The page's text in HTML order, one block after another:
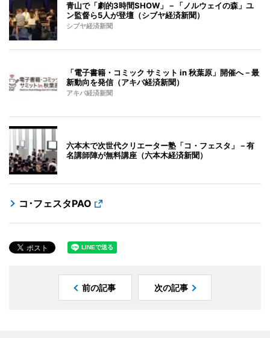
青山で「劇的3時間SHOW」－「ノルウェイの森」ユ
ン監督ら5人が登壇（シブヤ経済新聞）
シブヤ経済新聞
「電子書籍・コミック サミット in 秋葉原」開催へ－最
新動向を発信（アキバ経済新聞）
アキバ経済新聞
六本木で次世代クリエーター塾「コ・フェスタ」－有
名講師陣が無料講座（六本木経済新聞）
コ･フェスタPAO
前の記事 次の記事